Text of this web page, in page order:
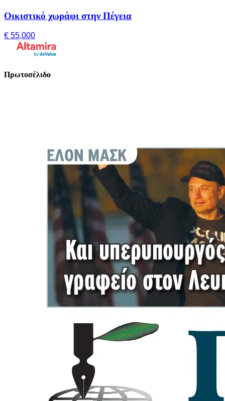
Οικιστικό χωράφι στην Πέγεια
€ 55,000
Πρωτοσέλιδο